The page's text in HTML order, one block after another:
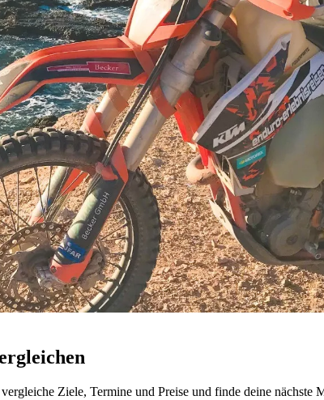
Ziele, Termine und Preise und finde deine nächste